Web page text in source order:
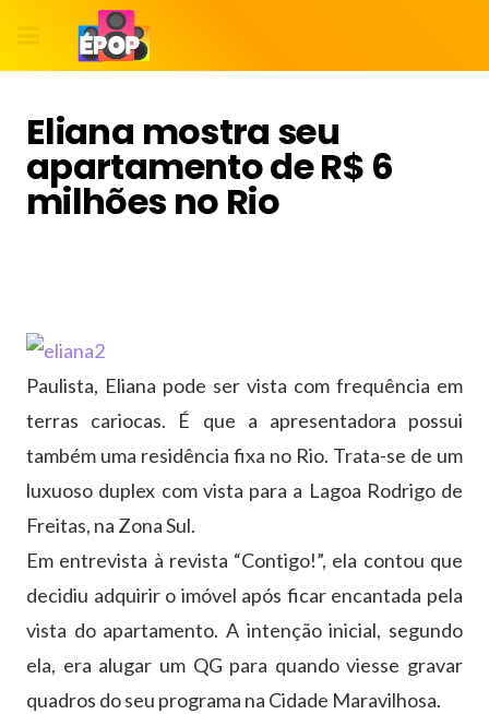
Eliana mostra seu
apartamento de R$ 6
milhões no Rio
Paulista, Eliana pode ser vista com frequência em
terras cariocas. É que a apresentadora possui
também uma residência fixa no Rio. Trata-se de um
luxuoso duplex com vista para a Lagoa Rodrigo de
Freitas, na Zona Sul.
Em entrevista à revista “Contigo!”, ela contou que
decidiu adquirir o imóvel após ficar encantada pela
vista do apartamento. A intenção inicial, segundo
ela, era alugar um QG para quando viesse gravar
quadros do seu programa na Cidade Maravilhosa.